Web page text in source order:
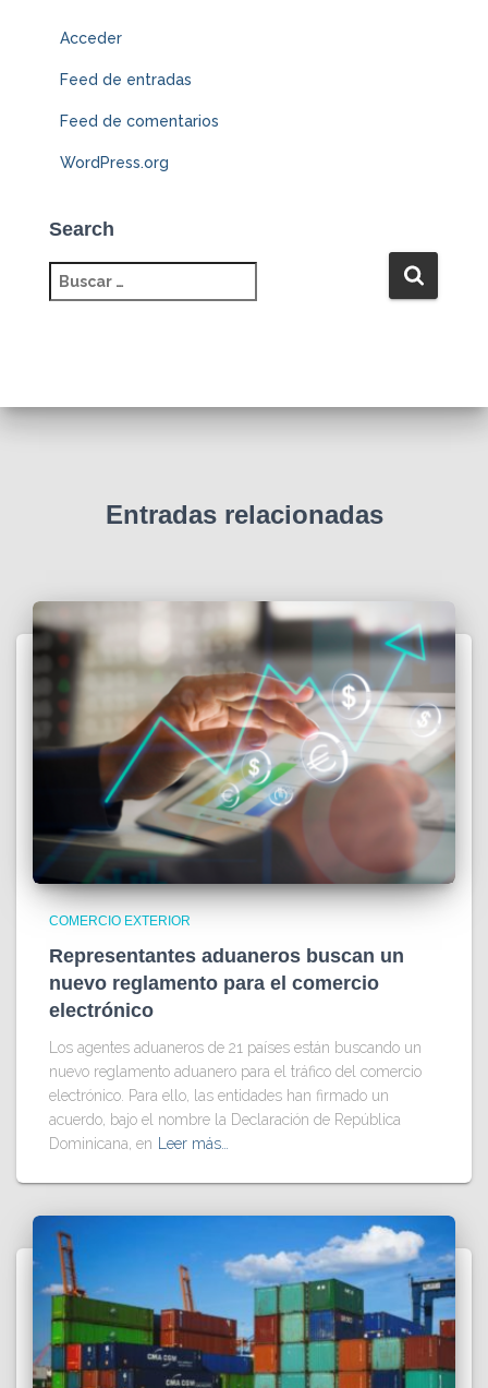
Acceder
Feed de entradas
Feed de comentarios
WordPress.org
Search
u
:
Entradas relacionadas
COMERCIO EXTERIOR
Representantes aduaneros buscan un
nuevo reglamento para el comercio
electrónico
Los agentes aduaneros de 21 países están buscando un
nuevo reglamento aduanero para el tráfico del comercio
electrónico. Para ello, las entidades han firmado un
acuerdo, bajo el nombre la Declaración de República
Dominicana, en
Leer más…